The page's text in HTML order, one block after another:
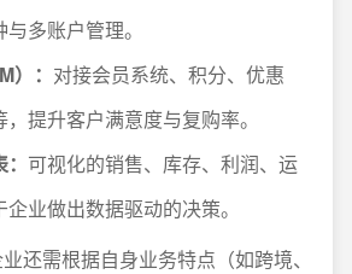
多账户管理。
： 对接会员系统、积分、优惠
提升客户满意度与复购率。
可视化的销售、库存、利润、运
业做出数据驱动的决策。
还需根据自身业务特点（如跨境、